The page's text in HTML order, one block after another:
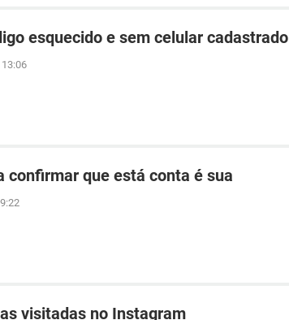
esquecido e sem celular cadastrado
confirmar que está conta é sua
visitadas no Instagram